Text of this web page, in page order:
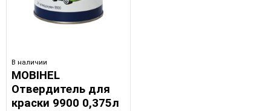
В наличии
MOBIHEL
Отвердитель для
краски 9900 0,375л